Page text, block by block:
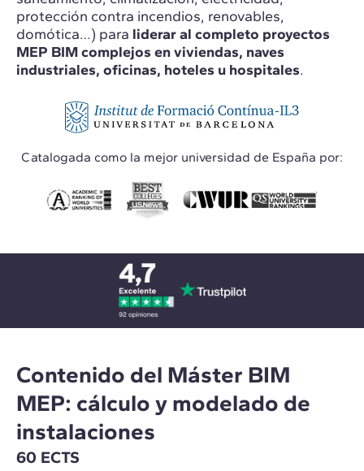
protección contra incendios, renovables,
domótica…) para liderar al completo proyectos
MEP BIM complejos en viviendas, naves
industriales, oficinas, hoteles u hospitales.
Catalogada como la mejor universidad de España por:
Contenido del Máster BIM
MEP: cálculo y modelado de
instalaciones
60 ECTS